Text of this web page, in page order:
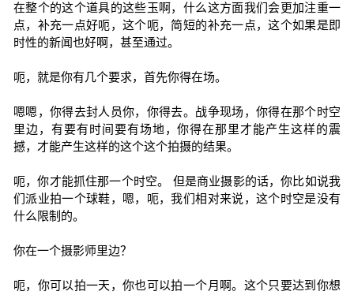
在整个的这个道具的这些玉啊，什么这方面我们会更加注重一
点，补充一点好呃，这个呃，简短的补充一点，这个如果是即
时性的新闻也好啊，甚至通过。
呃，就是你有几个要求，首先你得在场。
嗯嗯，你得去封人员你，你得去。战争现场，你得在那个时空
里边，有要有时间要有场地，你得在那里才能产生这样的震
撼，才能产生这样的这个这个拍摄的结果。
呃，你才能抓住那一个时空。 但是商业摄影的话，你比如说我
们派业拍一个球鞋，嗯，呃，我们相对来说，这个时空是没有
什么限制的。
你在一个摄影师里边？
呃，你可以拍一天，你也可以拍一个月啊。这个只要达到你想